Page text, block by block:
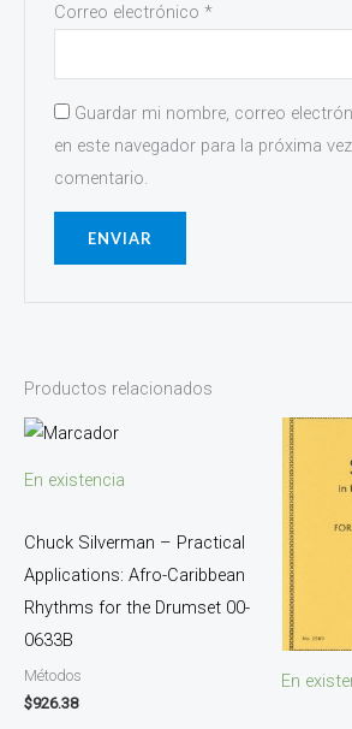
Correo electrónico*
Guardar mi nombre, correo
en este navegador para la próxima
comentario.
Productos relacionados
En existencia
Chuck Silverman – Practical
Applications: Afro-Caribbean
Rhythms for the Drumset 00-
0633B
Métodos
$926.38
En